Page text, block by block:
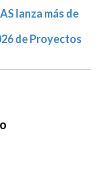
lanza más de
de Proyectos